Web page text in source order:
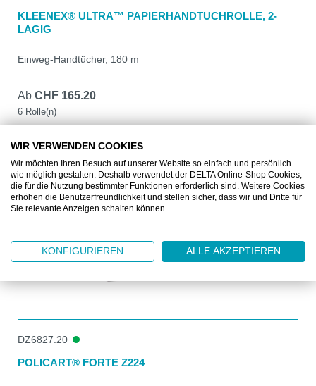
KLEENEX® ULTRA™ PAPIERHANDTUCHROLLE, 2-
LAGIG
Einweg-Handtücher, 180 m
Ab CHF 165.20
6 Rolle(n)
DZ6827.20
POLICART® FORTE Z224
WIR VERWENDEN COOKIES
Wir möchten Ihren Besuch auf unserer Website so einfach und persönlich
wie möglich gestalten. Deshalb verwendet der DELTA Online-Shop Cookies,
die für die Nutzung bestimmter Funktionen erforderlich sind. Weitere Cookies
erhöhen die Benutzerfreundlichkeit und stellen sicher, dass wir und Dritte für
Sie relevante Anzeigen schalten können.
KONFIGURIEREN ALLE AKZEPTIEREN